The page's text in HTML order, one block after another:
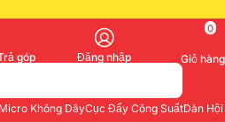
góp Đăng nhập
0
Giỏ hàng
Micro Không DâyCục Đẩy Công SuấtDàn